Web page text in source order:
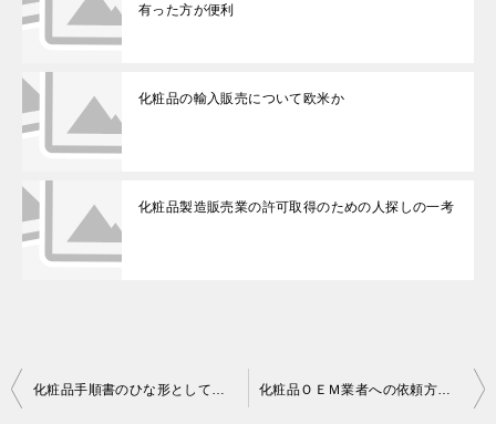
有った方が便利
化粧品の輸入販売について欧米か
化粧品製造販売業の許可取得のための人探しの一考
投
化粧品手順書のひな形としての一式内容 化粧品ＯＥＭ業者への依頼方法自社ブランドで化粧品を販売するとき許可はどうするか